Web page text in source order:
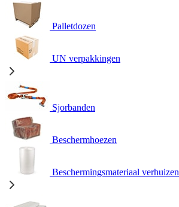
Palletdozen
UN verpakkingen
Sjorbanden
Beschermhoezen
Beschermingsmateriaal verhuizen